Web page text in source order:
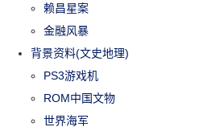
赖昌星案
金融风暴
背景资料(文史地理)
PS3游戏机
ROM中国文物
世界海军